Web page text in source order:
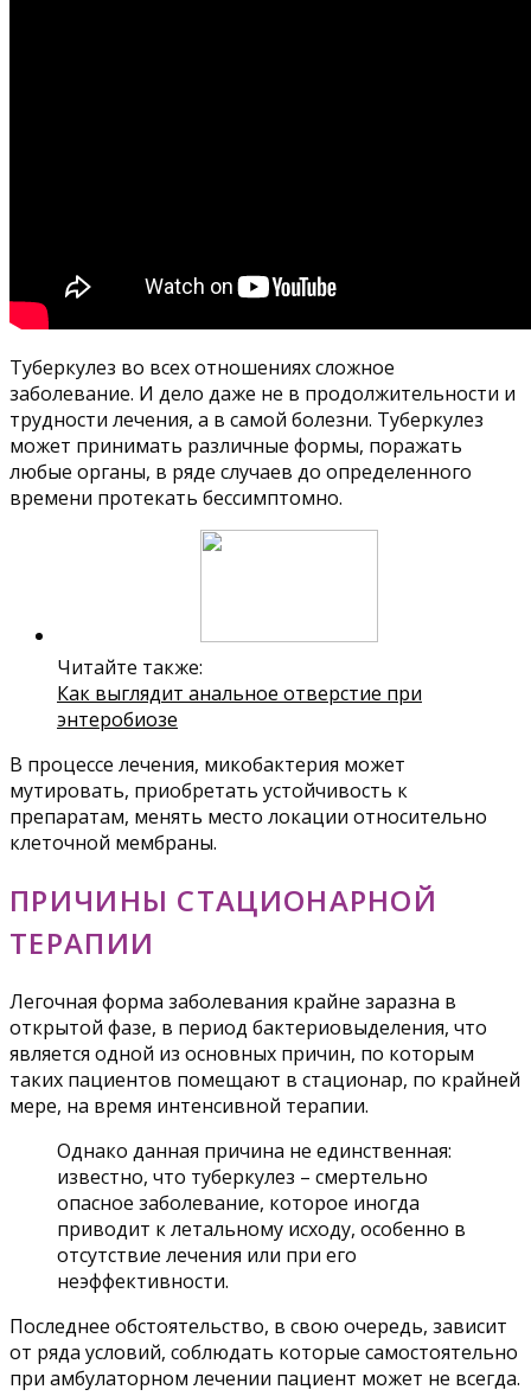
Туберкулез во всех отношениях сложное
заболевание. И дело даже не в продолжительности и
трудности лечения, а в самой болезни. Туберкулез
может принимать различные формы, поражать
любые органы, в ряде случаев до определенного
времени протекать бессимптомно.
Читайте также:
Как выглядит анальное отверстие при
энтеробиозе
В процессе лечения, микобактерия может
мутировать, приобретать устойчивость к
препаратам, менять место локации относительно
клеточной мембраны.
ПРИЧИНЫ СТАЦИОНАРНОЙ
ТЕРАПИИ
Легочная форма заболевания крайне заразна в
открытой фазе, в период бактериовыделения, что
является одной из основных причин, по которым
таких пациентов помещают в стационар, по крайней
мере, на время интенсивной терапии.
Однако данная причина не единственная:
известно, что туберкулез – смертельно
опасное заболевание, которое иногда
приводит к летальному исходу, особенно в
отсутствие лечения или при его
неэффективности.
Последнее обстоятельство, в свою очередь, зависит
от ряда условий, соблюдать которые самостоятельно
при амбулаторном лечении пациент может не всегда.